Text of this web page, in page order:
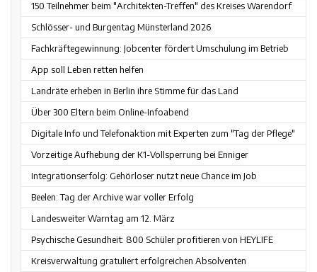
150 Teilnehmer beim "Architekten-Treffen" des Kreises Warendorf
Schlösser- und Burgentag Münsterland 2026
Fachkräftegewinnung: Jobcenter fördert Umschulung im Betrieb
App soll Leben retten helfen
Landräte erheben in Berlin ihre Stimme für das Land
Über 300 Eltern beim Online-Infoabend
Digitale Info und Telefonaktion mit Experten zum "Tag der Pflege"
Vorzeitige Aufhebung der K1-Vollsperrung bei Enniger
Integrationserfolg: Gehörloser nutzt neue Chance im Job
Beelen: Tag der Archive war voller Erfolg
Landesweiter Warntag am 12. März
Psychische Gesundheit: 800 Schüler profitieren von HEYLIFE
Kreisverwaltung gratuliert erfolgreichen Absolventen